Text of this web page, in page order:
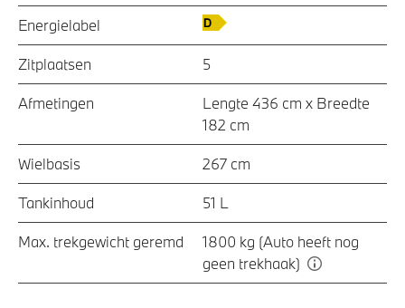
Energielabel
Zitplaatsen 5
Afmetingen
Lengte 436 cm x Breedte
182 cm
Wielbasis 267 cm
Tankinhoud 51 L
Max. trekgewicht geremd
1800 kg (Auto heeft nog
geen trekhaak)